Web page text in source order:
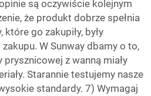
są oczywiście kolejnym
że produkt dobrze spełnia
go zakupiły, były
W Sunway dbamy o to,
prysznicowej z wanną miały
Starannie testujemy nasze
standardy. 7) Wymagaj